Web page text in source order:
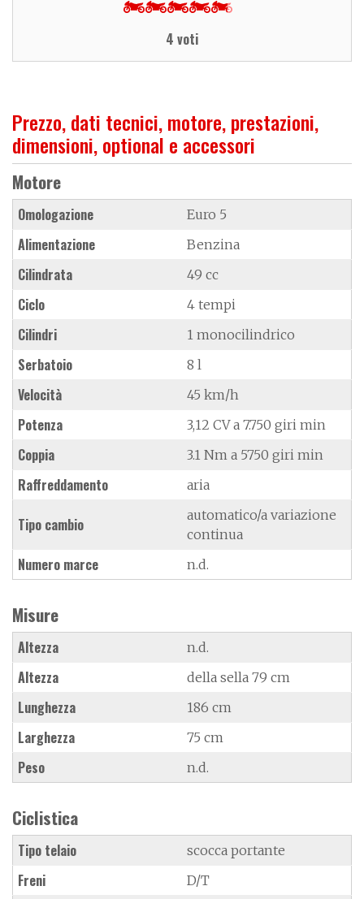
4 voti
Prezzo, dati tecnici, motore, prestazioni,
dimensioni, optional e accessori
Motore
Omologazione Euro 5
Alimentazione Benzina
Cilindrata 49 cc
Ciclo 4 tempi
Cilindri 1 monocilindrico
Serbatoio 8 l
Velocità 45 km/h
Potenza 3,12 CV a 7.750 giri min
Coppia 3.1 Nm a 5750 giri min
Raffreddamento aria
Tipo cambio
automatico/a variazione
continua
Numero marce n.d.
Misure
Altezza n.d.
Altezza della sella 79 cm
Lunghezza 186 cm
Larghezza 75 cm
Peso n.d.
Ciclistica
Tipo telaio scocca portante
Freni D/T